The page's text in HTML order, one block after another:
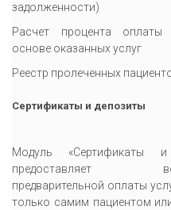
задолженности)
Расчет процента
основе оказанных услуг
Реестр пролеченных
Сертификаты и депозиты
Модуль «Сертификаты и
предоставляет
предварительной оплаты
только самим пациентом